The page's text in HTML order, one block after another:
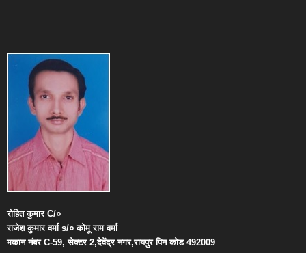
रोहित कुमारC/०
राजेश कुमार वर्माs/० कोमू राम वर्मा
मकान नंबरC-59,सेक्टर2,देवेंद्र नगर,रायपुर पिन कोड492009